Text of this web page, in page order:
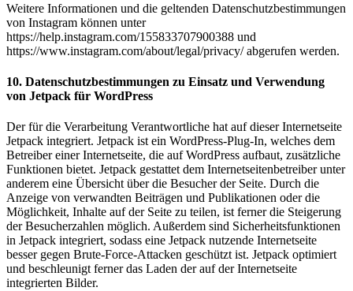
Weitere Informationen und die geltenden Datenschutzbestimmungen
von Instagram können unter
https://help.instagram.com/155833707900388 und
https://www.instagram.com/about/legal/privacy/ abgerufen werden.
10. Datenschutzbestimmungen zu Einsatz und Verwendung
von Jetpack für WordPress
Der für die Verarbeitung Verantwortliche hat auf dieser Internetseite
Jetpack integriert. Jetpack ist ein WordPress-Plug-In, welches dem
Betreiber einer Internetseite, die auf WordPress aufbaut, zusätzliche
Funktionen bietet. Jetpack gestattet dem Internetseitenbetreiber unter
anderem eine Übersicht über die Besucher der Seite. Durch die
Anzeige von verwandten Beiträgen und Publikationen oder die
Möglichkeit, Inhalte auf der Seite zu teilen, ist ferner die Steigerung
der Besucherzahlen möglich. Außerdem sind Sicherheitsfunktionen
in Jetpack integriert, sodass eine Jetpack nutzende Internetseite
besser gegen Brute-Force-Attacken geschützt ist. Jetpack optimiert
und beschleunigt ferner das Laden der auf der Internetseite
integrierten Bilder.